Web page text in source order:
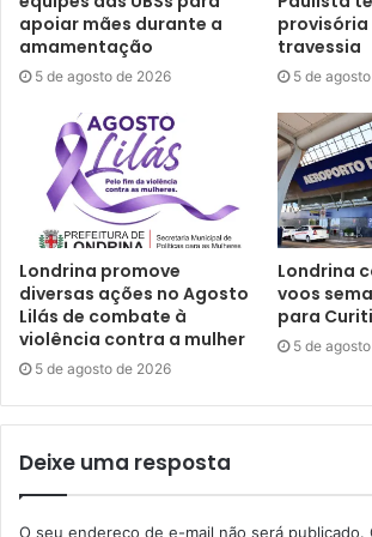
antiga que antes não estávamos
apoiar mães durante a
amamentação
5 de agosto de 2026
travessia
5 de
Londrina promove
diversas ações no Agosto
Lilás de combate à
violência contra a mulher
5 de agosto de 2026
Londrina
voos
para
5 de
Deixe uma resposta
O seu endereço de e-mail não será publicado.